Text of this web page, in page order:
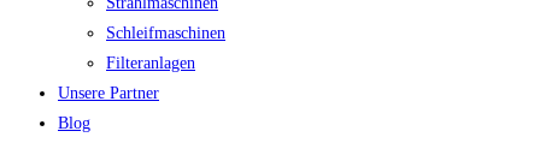
Schleifmaschinen
Filteranlagen
Unsere Partner
Blog